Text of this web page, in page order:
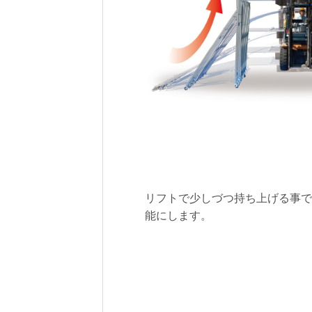
リフトで少しづつ持ち上げる事
能にします。